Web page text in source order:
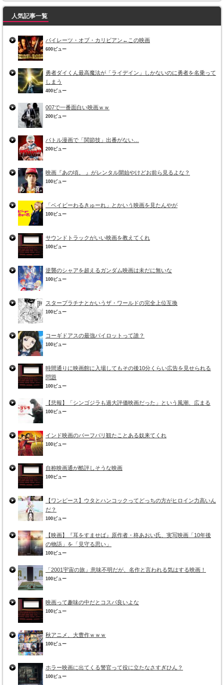
人気記事一覧
パイレーツ・オブ・カリビアン←この映画
600ビュー
勇者ダイくん最高魔法が「ライデイン」しかないのに勇者を名乗って
しまう
400ビュー
007で一番面白い映画ｗｗ
200ビュー
バトル漫画で「関節技」出番がない…
200ビュー
映画『あの頃。 』がレンタル開始やけどお前ら見るよな？
100ビュー
「ベイビーわるきゅーれ」とかいう映画を見たんやが
100ビュー
サウンドトラックがいい映画を教えてくれ
100ビュー
逆襲のシャアを超えるガンダム映画は未だに無いな
100ビュー
スタープラチナとかいうザ・ワールドの完全上位互換
100ビュー
コーギドアスの最強パイロットって誰？
100ビュー
時間通りに映画館に入場してもその後10分くらい広告を見せられる
問題
100ビュー
【悲報】「シンゴジラも過大評価映画だった」という風潮、広まる
100ビュー
インド映画のバーフバリ観たことある奴来てくれ
100ビュー
自称映画通が酷評しそうな映画
100ビュー
【ワンピース】ウタとハンコックってどっちの方がヒロイン力高いん
だ？
100ビュー
【映画】『耳をすませば』原作者・柊あおい氏、実写映画「10年後
の物語」を「見守る思い」
100ビュー
「2001宇宙の旅」意味不明だが、名作と言われる気はする映画！
100ビュー
映画って趣味の中だとコスパ良いよな
100ビュー
秋アニメ、大豊作ｗｗｗ
100ビュー
ホラー映画に出てくる警官って役に立たなさすぎひん？
100ビュー